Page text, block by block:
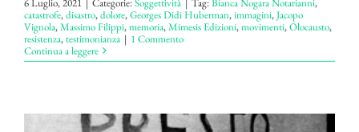
catastrofe,disastro,dolore,Georges Didi Huberman,immagini,Jacopo
Vignola,Massimo Filippi,memoria,Mimesis Edizioni,movimenti,Olocausto,
resistenza,testimonianza | 1 Commento
Continua a leggere